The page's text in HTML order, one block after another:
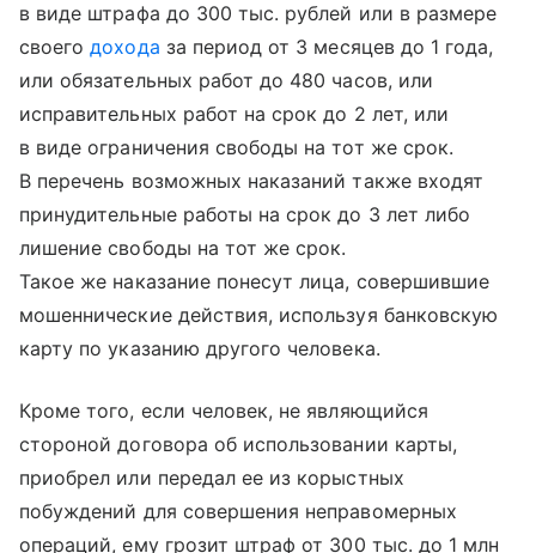
в виде штрафа до 300 тыс. рублей или в размере
своегодохода за период от 3 месяцев до 1 года,
или обязательных работ до 480 часов, или
исправительных работ на срок до 2 лет, или
в виде ограничения свободы на тот же срок.
В перечень возможных наказаний также входят
принудительные работы на срок до 3 лет либо
лишение свободы на тот же срок.
Такое же наказание понесут лица, совершившие
мошеннические действия, используя банковскую
карту по указанию другого человека.
Кроме того, если человек, не являющийся
стороной договора об использовании карты,
приобрел или передал ее из корыстных
побуждений для совершения неправомерных
операций, ему грозит штраф от 300 тыс. до 1 млн